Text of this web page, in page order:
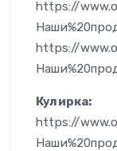
https://
https://
Кулирка:
https://